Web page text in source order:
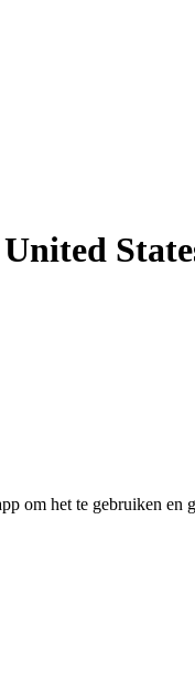
om het te gebruiken en